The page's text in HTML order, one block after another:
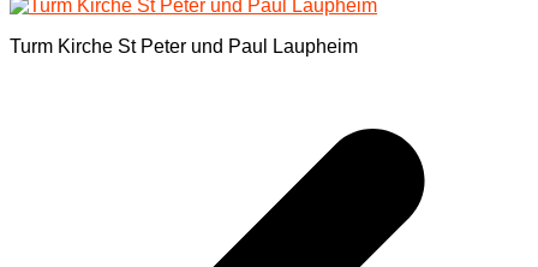
Turm Kirche St Peter und Paul Laupheim